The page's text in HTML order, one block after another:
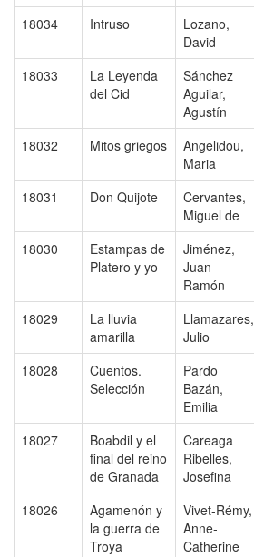
18034 Intruso
Lozano,
David
18033
La Leyenda
del Cid
Sánchez
Aguilar,
Agustín
18032
Mitos griegos
Angelidou,
Maria
18031
Don Quijote
Cervantes,
Miguel de
18030
Estampas de
Platero y yo
Jiménez,
Juan
Ramón
18029
La lluvia
amarilla
Llamazares,
Julio
18028
Cuentos.
Selección
Pardo
Bazán,
Emilia
18027
Boabdil y el
final del reino
de Granada
Careaga
Ribelles,
Josefina
18026
Agamenón y
la guerra de
Troya
Vivet-Rémy,
Anne-
Catherine